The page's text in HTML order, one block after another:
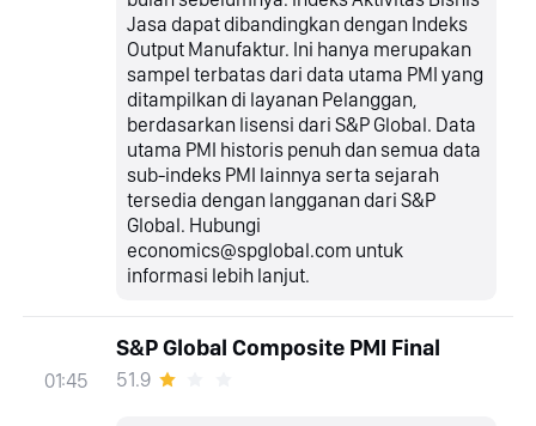
Jasa dapat dibandingkan dengan Indeks
Output Manufaktur. Ini hanya merupakan
sampel terbatas dari data utama PMI yang
ditampilkan di layanan Pelanggan,
berdasarkan lisensi dari S&P Global. Data
utama PMI historis penuh dan semua data
sub-indeks PMI lainnya serta sejarah
tersedia dengan langganan dari S&P
Global. Hubungi
economics@spglobal.com untuk
informasi lebih lanjut.
01:45
S&P Global Composite PMI Final
51.9